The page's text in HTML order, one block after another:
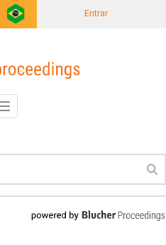
Entrar
Toggle
navigation